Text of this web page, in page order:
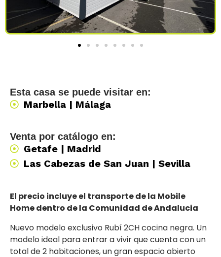
Esta casa se puede visitar en:
Marbella | Málaga
Venta por catálogo en:
Getafe | Madrid
Las Cabezas de San Juan | Sevilla
El precio incluye el transporte de la Mobile
Home dentro de la Comunidad de Andalucia
Nuevo modelo exclusivo Rubí 2CH cocina negra. Un
modelo ideal para entrar a vivir que cuenta con un
total de 2 habitaciones, un gran espacio abierto